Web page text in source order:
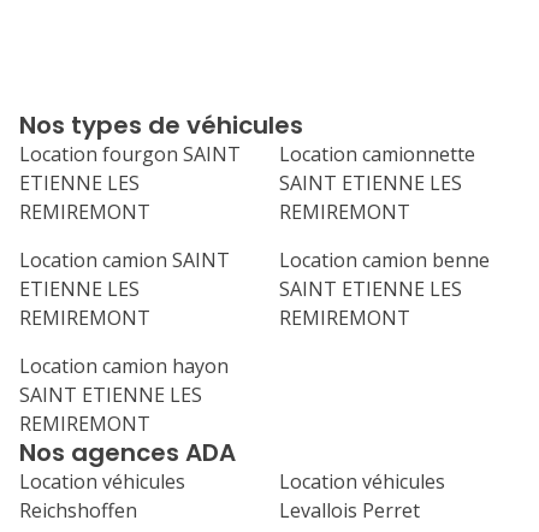
24 25 26
31
lu ma me je
ve
2 3
7 8
14
21 22
28 30
Nos agences ADA
Location véhicules
Reichshoffen
Location véhicules
Levallois Perret
Nos types de véhicules
Location fourgon SAINT
ETIENNE LES
REMIREMONT
Location camionnette
SAINT ETIENNE LES
REMIREMONT
Location camion SAINT
ETIENNE LES
REMIREMONT
Location camion benne
SAINT ETIENNE LES
REMIREMONT
Location camion hayon
SAINT ETIENNE LES
REMIREMONT